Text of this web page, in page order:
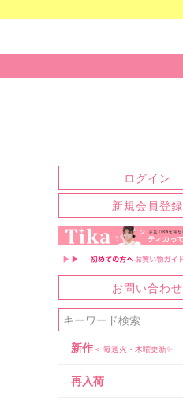
ログイン
新規会員登録
お問い合わせ
新作＜ 毎週火・木曜更新✨
再入荷